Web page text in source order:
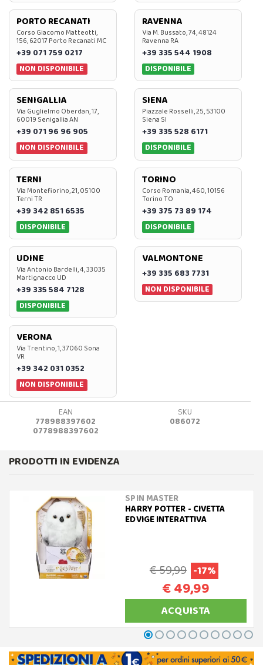
PORTO RECANATI
Corso Giacomo Matteotti,
156, 62017 Porto Recanati MC
+39 071 759 0217
NON DISPONIBILE
RAVENNA
Via M. Bussato, 74, 48124
Ravenna RA
+39 335 544 1908
DISPONIBILE
SENIGALLIA
Via Guglielmo Oberdan, 17,
60019 Senigallia AN
+39 071 96 96 905
NON DISPONIBILE
SIENA
Piazzale Rosselli, 25, 53100
Siena SI
+39 335 528 6171
DISPONIBILE
TERNI
Via Montefiorino, 21, 05100
Terni TR
+39 342 851 6535
DISPONIBILE
TORINO
Corso Romania, 460, 10156
Torino TO
+39 375 73 89 174
DISPONIBILE
UDINE
Via Antonio Bardelli, 4, 33035
Martignacco UD
+39 335 584 7128
DISPONIBILE
VALMONTONE
+39 335 683 7731
NON DISPONIBILE
VERONA
Via Trentino, 1, 37060 Sona
VR
+39 342 031 0352
NON DISPONIBILE
EAN
778988397602
0778988397602
SKU
086072
PRODOTTI IN EVIDENZA
SPIN MASTER
HARRY POTTER - CIVETTA
EDVIGE INTERATTIVA
€ 59,99 -17%
€ 49,99
ACQUISTA